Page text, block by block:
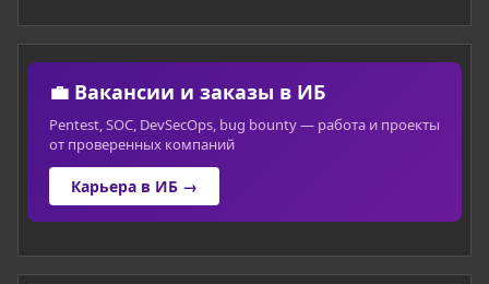
💼 Вакансии и заказы в ИБ
Pentest, SOC, DevSecOps, bug bounty — работа и проекты
от проверенных компаний
Карьера в ИБ →